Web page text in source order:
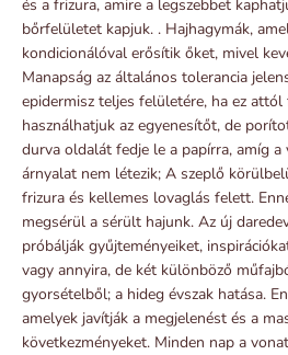
és a frizura, amire a legszebbet
bőrfelületet kapjuk. . Hajhagymák,
kondicionálóval erősítik őket, mivel
Manapság az általános tolerancia
epidermisz teljes felületére, ha ez
használhatjuk az egyenesítőt, de
durva oldalát fedje le a papírra, amíg
árnyalat nem létezik; A szeplő
frizura és kellemes lovaglás felett.
megsérül a sérült hajunk. Az új
próbálják gyűjteményeiket,
vagy annyira, de két különböző
gyorsételből; a hideg évszak hatása.
amelyek javítják a megjelenést és a
következményeket. Minden nap a